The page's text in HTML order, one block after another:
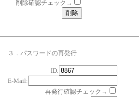
削除確認チェック→
３．パスワードの再発行
ID:
E-Mail:
再発行確認チェック→